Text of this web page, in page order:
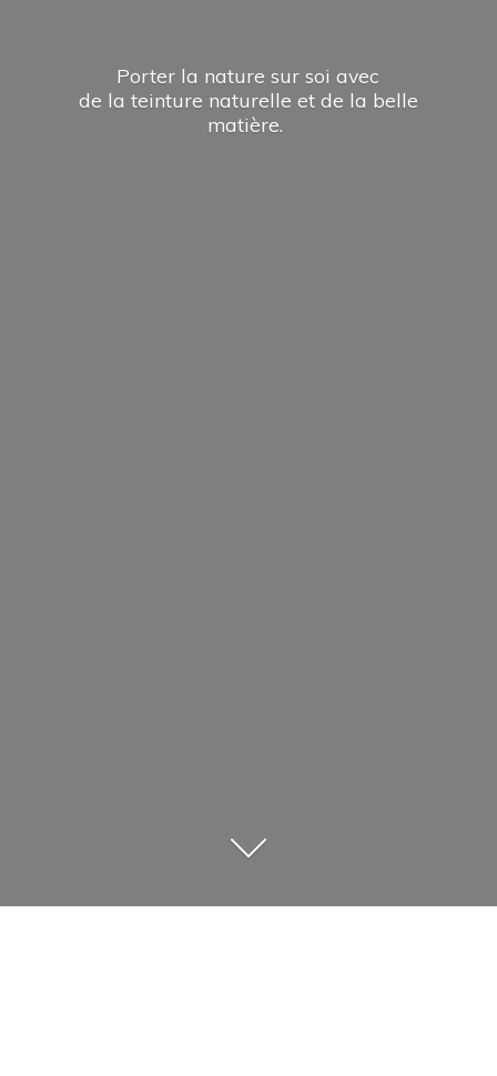
Porter la nature sur soi avec
de la teinture naturelle et de la belle
matière.